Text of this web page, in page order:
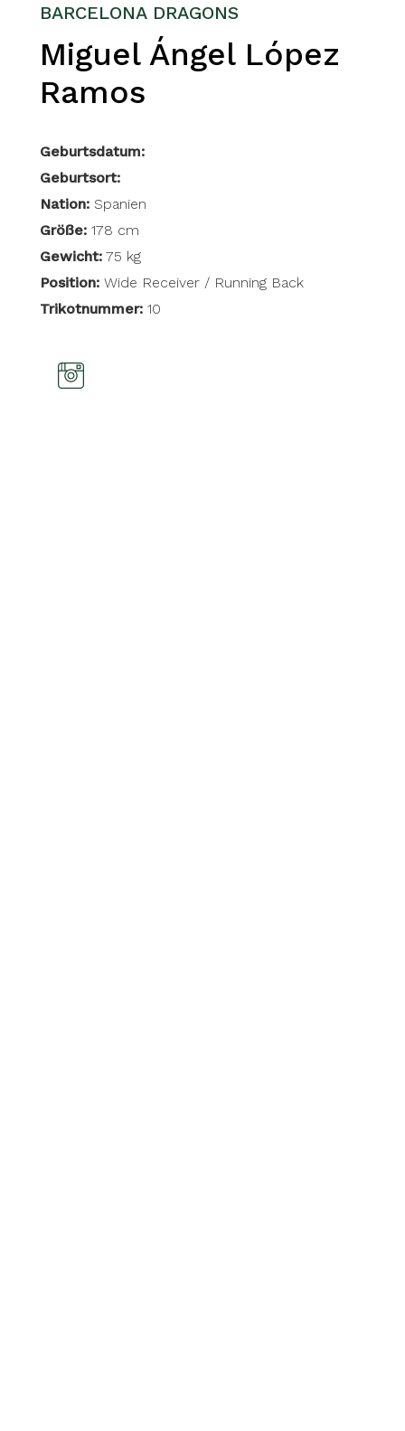
BARCELONA DRAGONS
Miguel Ángel López
Ramos
Geburtsdatum:
Geburtsort:
Nation: Spanien
Größe:178 cm
Gewicht:75 kg
Position: Wide Receiver / Running Back
Trikotnummer: 10